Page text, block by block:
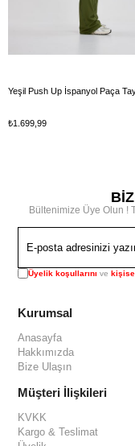
Yeşil Push Up İspanyol Paça
₺1.699,99
Bültenimize Üye Olun !
Üyelik koşullarını ve
Kurumsal
Anasayfa
Hakkımızda
Bize Ulaşın
Müşteri İlişkileri
KVKK
Kargo & Teslimat